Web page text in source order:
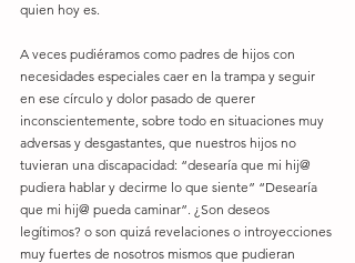
quien hoy es.
A veces pudiéramos como padres de hijos con
necesidades especiales caer en la trampa y seguir
en ese círculo y dolor pasado de querer
inconscientemente, sobre todo en situaciones muy
adversas y desgastantes, que nuestros hijos no
tuvieran una discapacidad: “desearía que mi hij@
pudiera hablar y decirme lo que siente” “Desearía
que mi hij@ pueda caminar”. ¿Son deseos
legítimos? o son quizá revelaciones o introyecciones
muy fuertes de nosotros mismos que pudieran